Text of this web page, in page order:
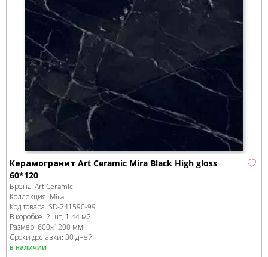
Керамогранит Art Ceramic Mira Black High gloss
60*120
Бренд: Art Ceramic
Коллекция: Mira
Код товара: SD-241590-99
В коробке: 2 шт, 1.44 м2
Размер: 600x1200 мм
Сроки доставки: 30 дней
в наличии